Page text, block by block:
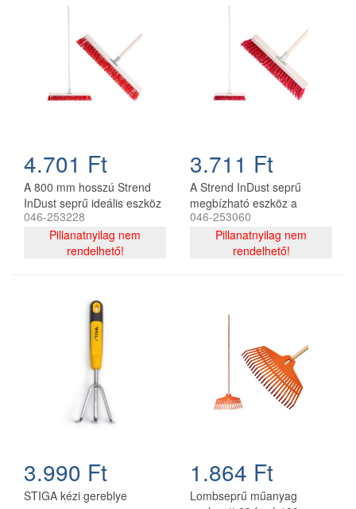
4.701 Ft
A 800 mm hosszú Strend
InDust seprű ideális eszköz
az utak és járdák alapos
tisztításához. A nyéllel
hatékonyan szedi fel a port,
terület tisztán és
biztonságosan tartását.
046-253228
Pillanatnyilag nem
rendelhető!
3.711 Ft
A Strend InDust seprű
megbízható eszköz a
professzionális
takarításhoz, 500 mm
hosszú, közúti nyéllel. Ezzel
és a szemetet a házban, a
garázsban vagy a
műhelyben. Ideális
választás a hatékony és
gyors takarításhoz.
046-253060
Pillanatnyilag nem
rendelhető!
3.990 Ft
STIGA kézi gereblye
1.864 Ft
Lombseprű műanyag